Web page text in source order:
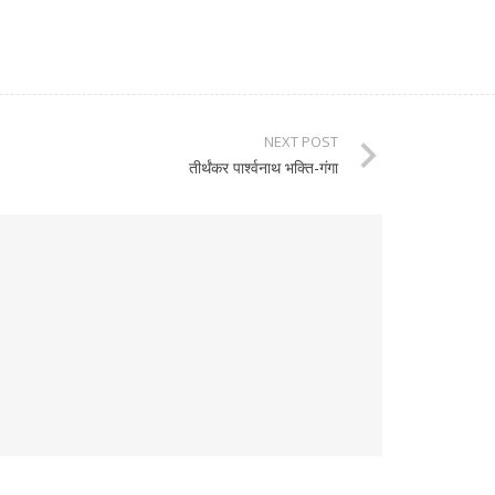
NEXT POST
तीर्थंकर पार्श्वनाथ भक्ति-गंगा